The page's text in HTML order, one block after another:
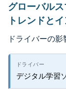
グローバル
トレンドと
ドライバーの影
デジタル学習